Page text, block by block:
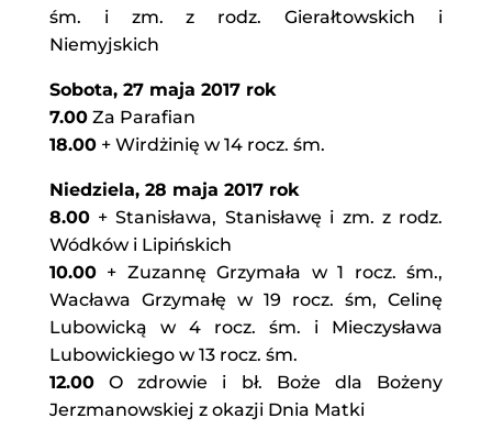
śm. i zm. z rodz. Gierałtowskich i
Niemyjskich
Sobota, 27 maja 2017 rok
7.00Za Parafian
18.00+ Wirdżinię w 14 rocz. śm.
Niedziela, 28 maja 2017 rok
8.00+ Stanisława, Stanisławę i zm. z rodz.
Wódków i Lipińskich
10.00+ Zuzannę Grzymała w 1 rocz. śm.,
Wacława Grzymałę w 19 rocz. śm, Celinę
Lubowicką w 4 rocz. śm. i Mieczysława
Lubowickiego w 13 rocz. śm.
12.00O zdrowie i bł. Boże dla Bożeny
Jerzmanowskiej z okazji Dnia Matki